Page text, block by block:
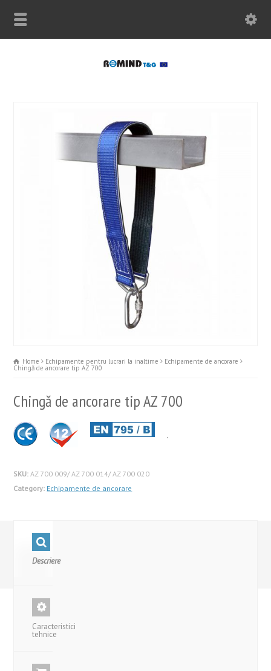
Home Echipamente pentru lucrari la inaltime Echipamente de ancorare
Chingă de ancorare tip AZ 700
Chingă de ancorare tip AZ 700
.
SKU: AZ 700 009/ AZ 700 014/ AZ 700 020
Category: Echipamente de ancorare
Descriere
Caracteristici
tehnice